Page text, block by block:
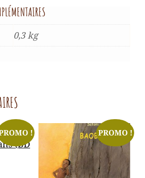
0,3 kg
! PROMO !